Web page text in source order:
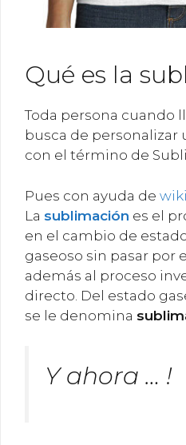
Qué es la
Toda persona cuando
busca de personalizar
con el término de
Pues con ayuda de
La sublimación es el
en el cambio de
gaseoso sin pasar por
además al proceso
directo. Del estado
se le denomina
Y ahora … !